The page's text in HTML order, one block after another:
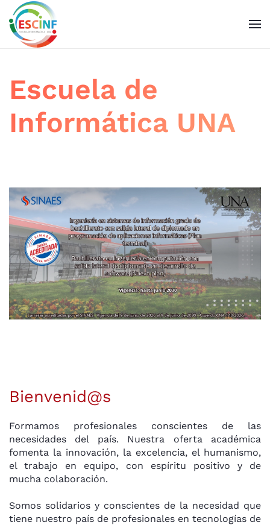
Skip to main content
Escuela de
Informática UNA
Bienvenid@s
Formamos profesionales conscientes de las
necesidades del país. Nuestra oferta académica
fomenta la innovación, la excelencia, el humanismo,
el trabajo en equipo, con espíritu positivo y de
mucha colaboración.
Somos solidarios y conscientes de la necesidad que
tiene nuestro país de profesionales en tecnologías de